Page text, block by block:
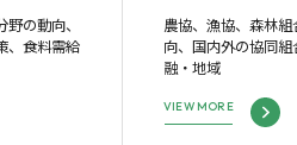
の動向、
、食料需給
農協、漁協、森林
向、国内外の協同
融・地域
VIEW MORE